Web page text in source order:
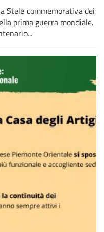
Stele commemorativa dei
prima guerra mondiale.